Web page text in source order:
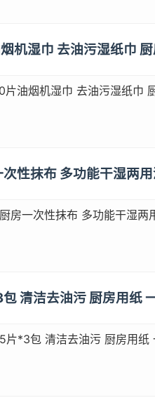
机湿巾 去油污湿纸巾
片油烟机湿巾 去油污湿纸巾
性抹布 多功能干湿两
房一次性抹布 多功能干湿两
清洁去油污 厨房用纸
片*3包 清洁去油污 厨房用纸